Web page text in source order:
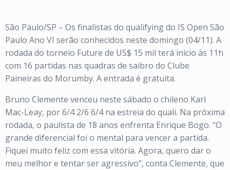
São Paulo/SP – Os finalistas do qualifying do IS Open São
Paulo Ano VI serão conhecidos neste domingo (04/11). A
rodada do torneio Future de US$ 15 mil terá início às 11h
com 16 partidas nas quadras de saibro do Clube
Paineiras do Morumby. A entrada é gratuita.
Bruno Clemente venceu neste sábado o chileno Karl
Mac-Leay, por 6/4 2/6 6/4 na estreia do quali. Na próxima
rodada, o paulista de 18 anos enfrenta Enrique Bogo. “O
grande diferencial foi o mental para vencer a partida.
Fiquei muito feliz com essa vitória. Agora, quero dar o
meu melhor e tentar ser agressivo”, conta Clemente, que